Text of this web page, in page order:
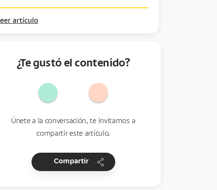
artículo
¿Te gustó el contenido?
Únete a la conversación, te invitamos a
compartir este artículo.
Compartir share